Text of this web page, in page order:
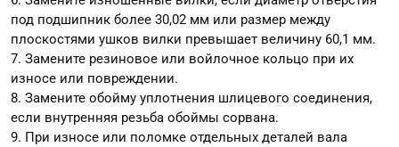
под подшипник более 30,02 мм или размер между
плоскостями ушков вилки превышает величину 60,1 мм.
7. Замените резиновое или войлочное кольцо при их
износе или повреждении.
8. Замените обойму уплотнения шлицевого соединения,
если внутренняя резьба обоймы сорвана.
9. При износе или поломке отдельных деталей вала